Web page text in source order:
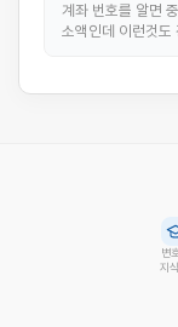
계좌 번호를 알면
소액인데 이런것도
변
지